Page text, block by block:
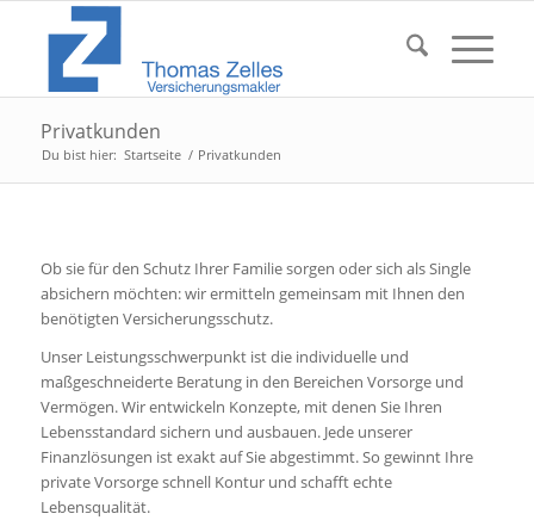
Privatkunden
Du bist hier: Startseite / Privatkunden
Ob sie für den Schutz Ihrer Familie sorgen oder sich als Single
absichern möchten: wir ermitteln gemeinsam mit Ihnen den
benötigten Versicherungsschutz.
Unser Leistungsschwerpunkt ist die individuelle und
maßgeschneiderte Beratung in den Bereichen Vorsorge und
Vermögen. Wir entwickeln Konzepte, mit denen Sie Ihren
Lebensstandard sichern und ausbauen. Jede unserer
Finanzlösungen ist exakt auf Sie abgestimmt. So gewinnt Ihre
private Vorsorge schnell Kontur und schafft echte
Lebensqualität.